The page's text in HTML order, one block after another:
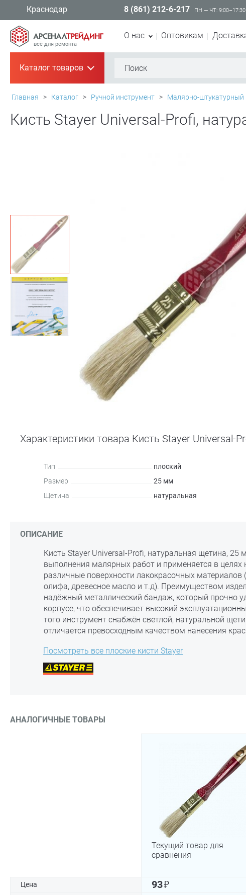
Краснодар 8 (861) 212-6-217 ПН — ЧТ:
всё для ремонта
О нас Оптовикам
Каталог товаров+
Главная > Каталог > Ручной инструмент > Малярно-штукатурный
Кисть Stayer Universal-Profi,
Характеристики товара Кисть Stayer Universal-
Тип
плоский
Размер
25 мм
Щетина
натуральная
ОПИСАНИЕ
Кисть Stayer Universal-Profi, натуральная щетина, 25
выполнения малярных работ и применяется в целях
различные поверхности лакокрасочных материалов
олифа, древесное масло и т.д). Преимуществом
надёжный металлический бандаж, который прочно
корпусе, что обеспечивает высокий
того инструмент снабжён светлой, натуральной
отличается превосходным качеством нанесения
Посмотреть все плоские кисти Stayer
АНАЛОГИЧНЫЕ ТОВАРЫ
Текущий товар для
сравнения
Цена 93₽